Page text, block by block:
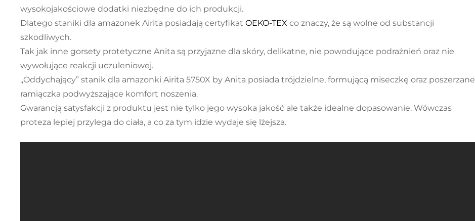
wysokojakościowe dodatki niezbędne do ich produkcji.
Dlatego staniki dla amazonek Airita posiadają certyfikat OEKO-TEX co znaczy, że są wolne od substancji
szkodliwych.
Tak jak inne gorsety protetyczne Anita są przyjazne dla skóry, delikatne, nie powodujące podrażnień oraz nie
wywołujące reakcji uczuleniowej.
„Oddychający” stanik dla amazonki Airita 5750X by Anita posiada trójdzielne, formującą miseczkę oraz poszerzane
ramiączka podwyższające komfort noszenia.
Gwarancją satysfakcji z produktu jest nie tylko jego wysoka jakość ale także idealne dopasowanie. Wówczas
proteza lepiej przylega do ciała, a co za tym idzie wydaje się lżejsza.